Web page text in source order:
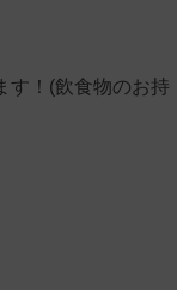
す！(飲食物のお持